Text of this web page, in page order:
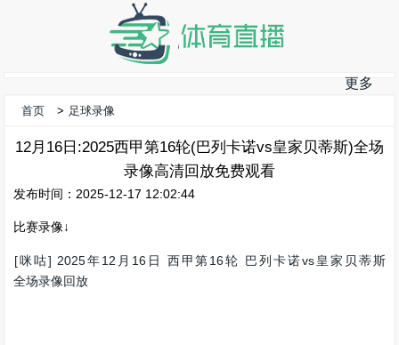
更多
首页 > 足球录像
12月16日:2025西甲第16轮(巴列卡诺vs皇家贝蒂斯)全场
录像高清回放免费观看
发布时间：2025-12-17 12:02:44
比赛录像↓
[咪咕] 2025年12月16日 西甲第16轮 巴列卡诺vs皇家贝蒂斯
全场录像回放